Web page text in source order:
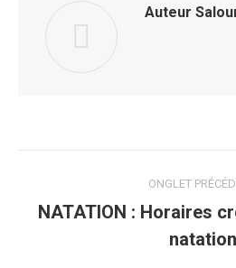
Auteur
de
commentaire
ONGLET
NATATION : Horaires
natation